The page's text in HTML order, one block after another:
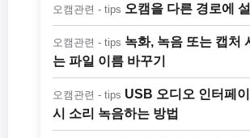
오캠관련 - tips 오캠을 다른 경로에
오캠관련 - tips 녹화, 녹음 또는 캡처
는 파일 이름 바꾸기
오캠관련 - tips USB 오디오 인터페
시 소리 녹음하는 방법